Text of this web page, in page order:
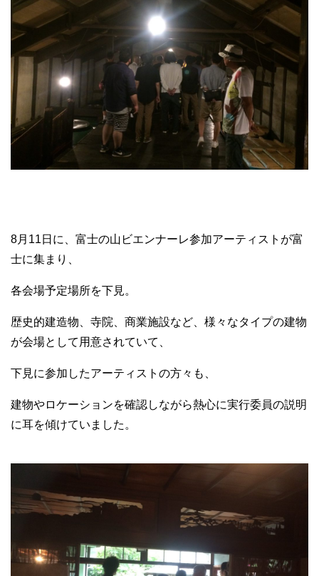
8月11日に、富士の山ビエンナーレ参加アーティストが富
士に集まり、
各会場予定場所を下見。
歴史的建造物、寺院、商業施設など、様々なタイプの建物
が会場として用意されていて、
下見に参加したアーティストの方々も、
建物やロケーションを確認しながら熱心に実行委員の説明
に耳を傾けていました。